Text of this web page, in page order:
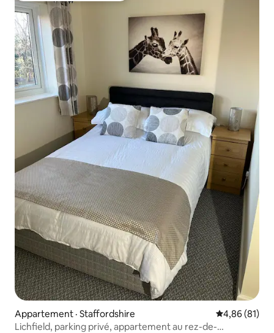
Appartement · Staffordshire Note
4,86 (81)
Lichfield, parking privé, appartement au rez-de-